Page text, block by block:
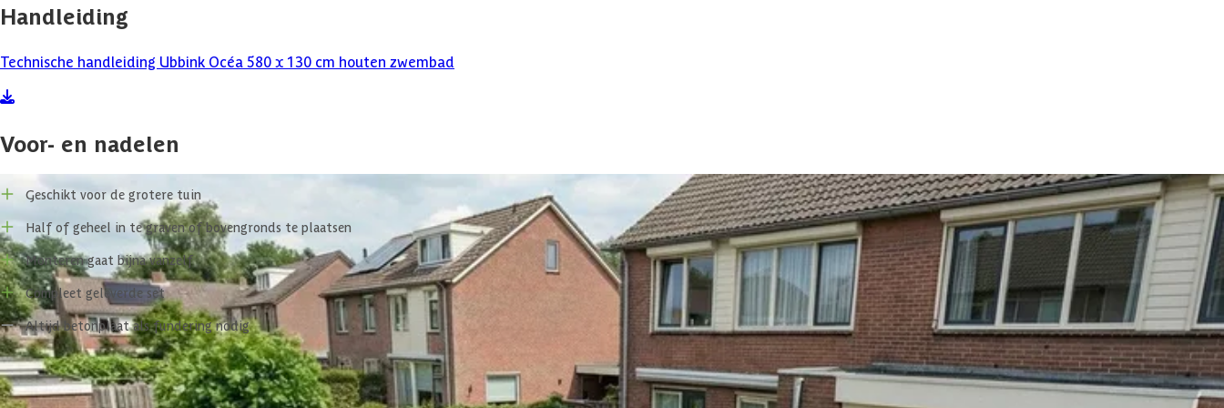
130 cm. Hierdoor is er in dit zwembad meer dan voldoende ruimte om samen te kunnen genieten.
Kenmerken en materiaal
De meegeleverde en op maat gemaakt grijze liner van 0,75 mm dik plaats je eenvoudig in de meegeleverde rail waarin deze wordt geklemd. Een liner gaat over het algemeen zo’n 10 tot 15 jaar mee en kan
De houten constructie is de basis van het zwembad en is gemaakt van hogedruk geïmpregneerd sparrenhout (vuren) afkomstig uit de koude streken van Noord-Europa. Door de lage temperaturen groeien de
bomen onder moeilijke omstandigheden en ontwikkelen ze een zeer fijne structuur waardoor het hout bestand is tegen veel weerstand en het ideaal is voor het grote gewicht van zwembadwater.
Voor alle houten baden geldt dat door de constante druk van het water, de wandplanken na verloop van tijd licht doorbuigen. Dit is een normaal fenomeen en heeft te maken met de natuurlijke
elasticiteitseigenschappen van hout.
Met behulp van de meegeleverde en specifiek voor dit zwembad afgestemde zandfilterinstallatie, zwembadpomp, skimmer en inspuiter zorg je ervoor dat je zwembadwater altijd schoon blijft.
Wat zit in het pakket?
1 grijze liner 0.75 mm dik
Handleiding
Technische handleiding Ubbink Océa 580 x 130 cm houten zwembad
Voor- en nadelen
Geschikt voor de grotere tuin
Half of geheel in te graven of bovengronds te plaatsen
Monteren gaat bijna vanzelf
Compleet geleverde set
Altijd betonplaat als fundering nodig
Specificaties